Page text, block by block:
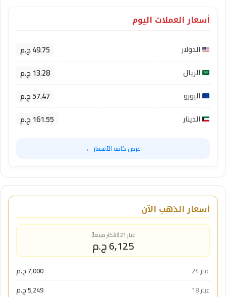
أسعار العملات اليوم
الدولار 49.75 ج.م
الريال 13.28 ج.م
اليورو 57.47 ج.م
الدينار 161.55 ج.م
عرض كافة الأسعار ←
أسعار الذهب الآن
عيار 21 (الأكثر مبيعاً)
6,125 ج.م
عيار 24
7,000 ج.م
عيار 18
5,249 ج.م